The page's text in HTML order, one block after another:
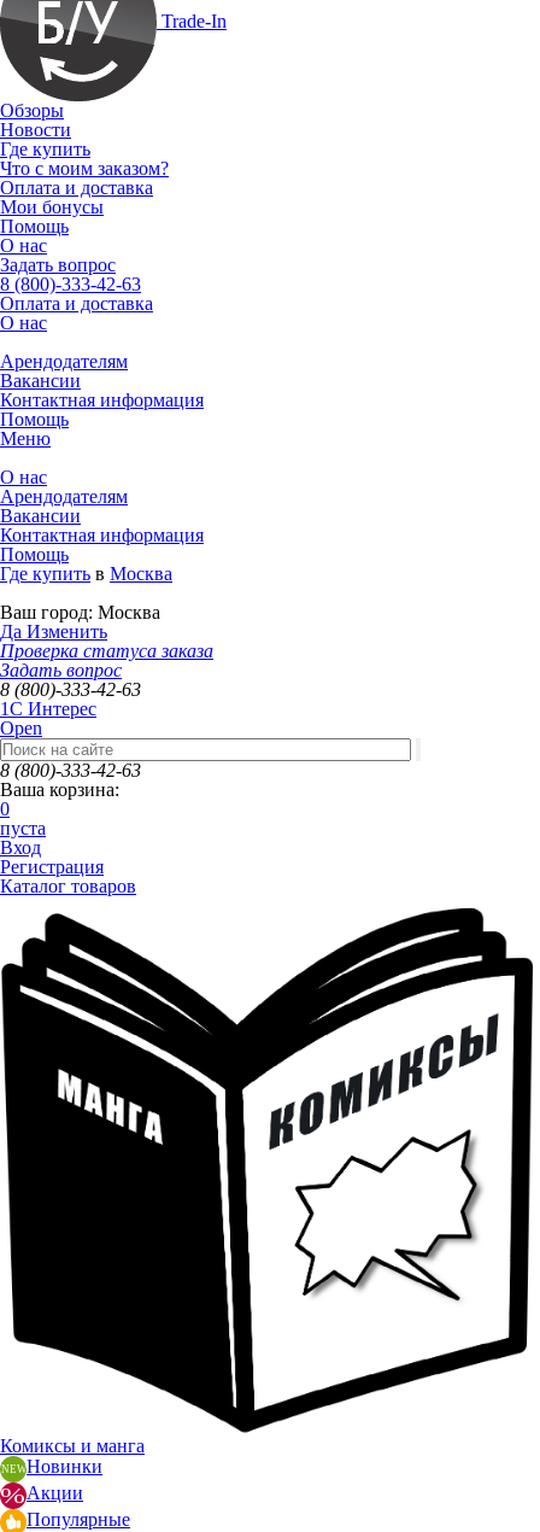
Trade-In
Обзоры
Новости
Где купить
Что с моим заказом?
Оплата и доставка
Мои бонусы
Помощь
О нас
Задать вопрос
8 (800)-333-42-63
Оплата и доставка
О нас
Арендодателям
Вакансии
Контактная информация
Помощь
Меню
О нас
Арендодателям
Вакансии
Контактная информация
Помощь
Где купить в Москва
Ваш город: Москва
Да Изменить
Проверка статуса заказа
Задать вопрос
8 (800)-333-42-63
1C Интерес
Open
8 (800)-333-42-63
Ваша корзина:
0
пуста
Вход
Регистрация
Каталог товаров
Комиксы и манга
Новинки
Акции
Популярные